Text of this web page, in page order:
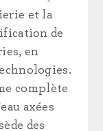
et la
de
en
complète
axées
des